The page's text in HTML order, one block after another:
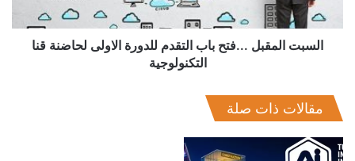
المستويين الاقليمي والدولي في تقديم الخدمات البريدية المختلفة
على كافة المستويات ودورها الحيوي في توحيد الموقف البريدي
العربي.
من القضايا البريدية الدولية تمهيداً لتوحيد الرؤى وتكوين موقف عربي
موحد تجاهها قبل انعقاد مؤتمر الاتحاد البريدي العالمي الهام بأديس
ابابا في سبتمبر المقبل.
لحاضنة
قنا
التكنولوجية
السبت المقبل ...فتح باب التقدم للدورة الاولى لحاضنة قنا
التكنولوجية
مقالات ذات صلة